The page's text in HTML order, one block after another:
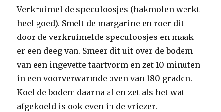
Verkruimel de speculoosjes (hakmolen werkt
heel goed). Smelt de margarine en roer dit
door de verkruimelde speculoosjes en maak
er een deeg van. Smeer dit uit over de bodem
van een ingevette taartvorm en zet 10 minuten
in een voorverwarmde oven van 180 graden.
Koel de bodem daarna af en zet als het wat
afgekoeld is ook even in de vriezer.